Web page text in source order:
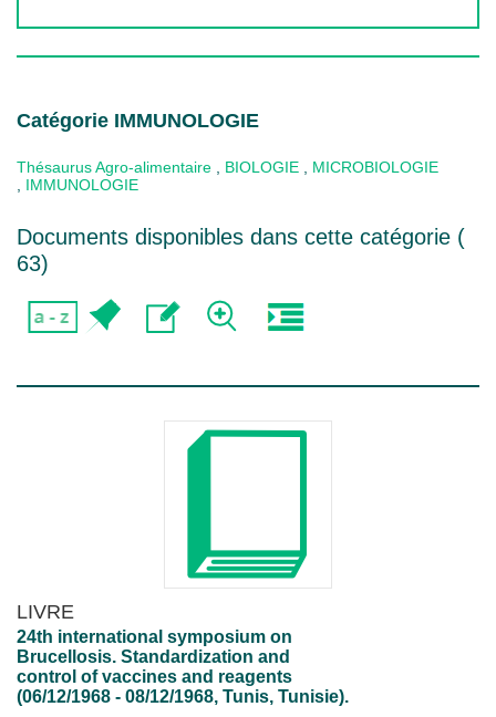
Catégorie IMMUNOLOGIE
Thésaurus Agro-alimentaire BIOLOGIE
MICROBIOLOGIE
IMMUNOLOGIE
Documents disponibles dans cette catégorie (
63)
LIVRE
24th international symposium on
Brucellosis. Standardization and
control of vaccines and reagents
(06/12/1968 - 08/12/1968, Tunis, Tunisie).